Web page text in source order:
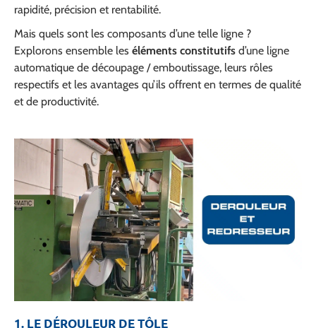
rapidité, précision et rentabilité.
Mais quels sont les composants d’une telle ligne ?
Explorons ensemble les éléments constitutifs d’une ligne
automatique de découpage / emboutissage, leurs rôles
respectifs et les avantages qu’ils offrent en termes de qualité
et de productivité.
1. LE DÉROULEUR DE TÔLE